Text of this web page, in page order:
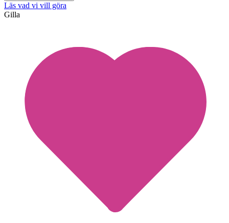
Läs vad vi vill göra
Gilla